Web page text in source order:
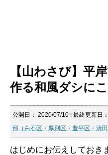
【山わさび】平
作る和風ダシに
公開日： 2020/07/10 : 最終更新日
部（白石区・厚別区・豊平区・清田
はじめにお伝えしておき